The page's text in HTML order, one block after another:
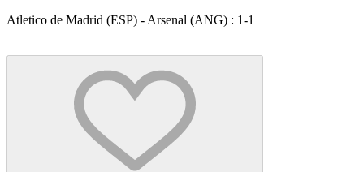
Atletico de Madrid (ESP) - Arsenal (ANG) : 1-1